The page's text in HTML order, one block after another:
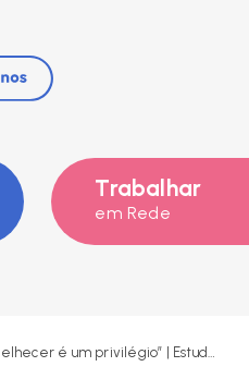
Trabalhar
em Rede
“Envelhecer é um privilégio” | Estudo reflete a importância do envelhecimento em Cascais